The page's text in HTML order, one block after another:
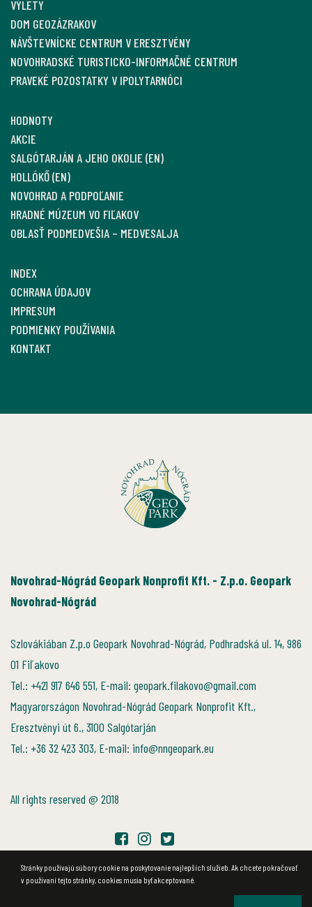
VÝLETY
DOM GEOZÁZRAKOV
NÁVŠTEVNÍCKE CENTRUM V ERESZTVÉNY
NOVOHRADSKÉ TURISTICKO-INFORMAČNÉ CENTRUM
PRAVEKÉ POZOSTATKY V IPOLYTARNÓCI
HODNOTY
AKCIE
SALGÓTARJÁN A JEHO OKOLIE (EN)
HOLLÓKŐ (EN)
NOVOHRAD A PODPOĽANIE
HRADNÉ MÚZEUM VO FIĽAKOV
OBLASŤ PODMEDVEŠIA – MEDVESALJA
INDEX
OCHRANA ÚDAJOV
IMPRESUM
PODMIENKY POUŽÍVANIA
KONTAKT
Novohrad-Nógrád Geopark Nonprofit Kft. - Z.p.o. Geopark
Novohrad-Nógrád
Szlovákiában Z.p.o Geopark Novohrad-Nógrád, Podhradská ul. 14, 986
01 Fiľakovo
Tel.: +421 917 646 551, E-mail: geopark.filakovo@gmail.com
Magyarországon Novohrad-Nógrád Geopark Nonprofit Kft.,
Eresztvényi út 6., 3100 Salgótarján
Tel.: +36 32 423 303, E-mail: info@nngeopark.eu
All rights reserved @ 2018
Stránky používajú súbory cookie na poskytovanie najlepších služieb. Ak chcete pokračovať
v používaní tejto stránky, cookies musia byť akceptované.